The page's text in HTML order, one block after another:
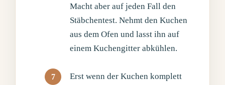
Macht aber auf jeden Fall den
Stäbchentest. Nehmt den Kuchen
aus dem Ofen und lasst ihn auf
einem Kuchengitter abkühlen.
Erst wenn der Kuchen komplett